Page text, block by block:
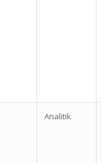
Analitik